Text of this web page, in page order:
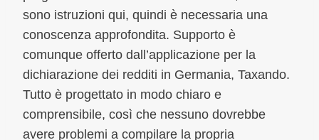
sono istruzioni qui, quindi è necessaria una
conoscenza approfondita. Supporto è
comunque offerto dall’applicazione per la
dichiarazione dei redditi in Germania, Taxando.
Tutto è progettato in modo chiaro e
comprensibile, così che nessuno dovrebbe
avere problemi a compilare la propria